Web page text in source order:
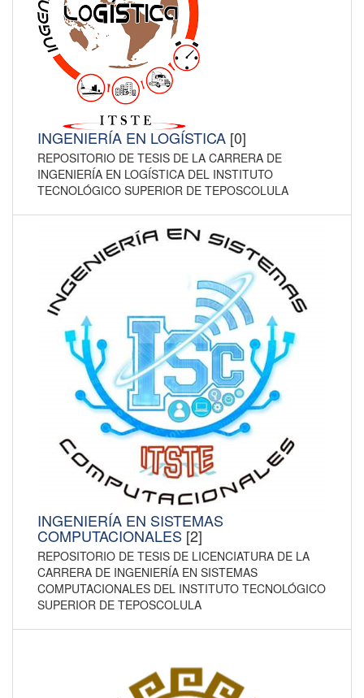
INGENIERÍA EN LOGÍSTICA [0]
REPOSITORIO DE TESIS DE LA CARRERA DE
INGENIERÍA EN LOGÍSTICA DEL INSTITUTO
TECNOLÓGICO SUPERIOR DE TEPOSCOLULA
INGENIERÍA EN SISTEMAS
COMPUTACIONALES [2]
REPOSITORIO DE TESIS DE LICENCIATURA DE LA
CARRERA DE INGENIERÍA EN SISTEMAS
COMPUTACIONALES DEL INSTITUTO TECNOLÓGICO
SUPERIOR DE TEPOSCOLULA